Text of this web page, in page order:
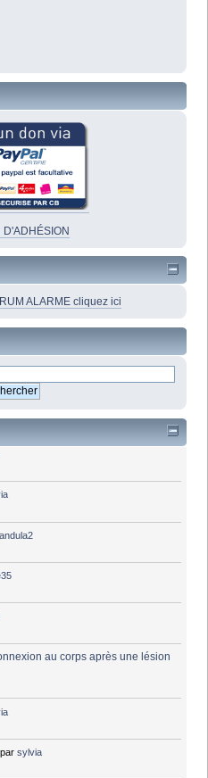
D'ADHÉSION
ALARME cliquez ici
au corps après une lésion
parsylvia